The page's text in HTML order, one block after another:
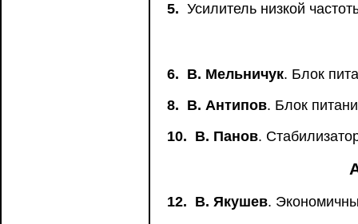
5. Усилитель низкой
6. В. Мельничук. Блок
8. В. Антипов. Блок
10. В. Панов.
12. В. Якушев.